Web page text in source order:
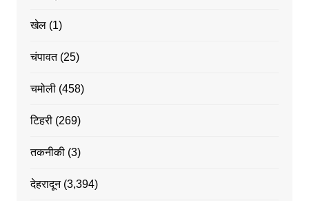
खेल(1)
चंपावत(25)
चमोली(458)
टिहरी(269)
तकनीकी(3)
देहरादून(3,394)